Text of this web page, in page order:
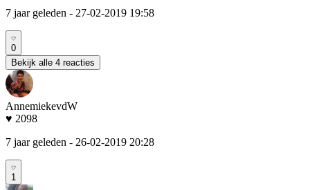
7 jaar geleden - 27-02-2019 19:58
0
Bekijk alle 4 reacties
AnnemiekevdW
♥ 2098
7 jaar geleden - 26-02-2019 20:28
1